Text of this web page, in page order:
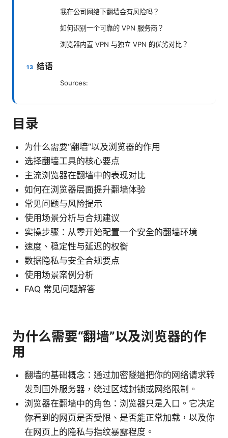
我在公司网络下翻墙会有风险吗？
如何识别一个可靠的 VPN 服务商？
浏览器内置 VPN 与独立 VPN 的优劣对比？
结语
Sources:
目录
为什么需要“翻墙”以及浏览器的作用
选择翻墙工具的核心要点
主流浏览器在翻墙中的表现对比
如何在浏览器层面提升翻墙体验
常见问题与风险提示
使用场景分析与合规建议
实操步骤：从零开始配置一个安全的翻墙环境
速度、稳定性与延迟的权衡
数据隐私与安全合规要点
使用场景案例分析
FAQ 常见问题解答
为什么需要“翻墙”以及浏览器的作
用
翻墙的基础概念：通过加密隧道把你的网络请求转
发到国外服务器，绕过区域封锁或网络限制。
浏览器在翻墙中的角色：浏览器只是入口。它决定
你看到的网页是否受限、是否能正常加载，以及你
在网页上的隐私与指纹暴露程度。